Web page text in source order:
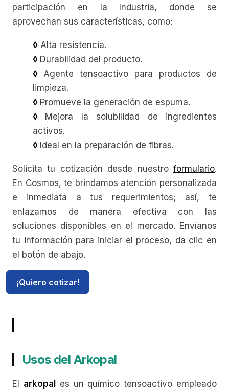
participación en la Industria, donde se
aprovechan sus características, como:
◊ Alta resistencia.
◊ Durabilidad del producto.
◊ Agente tensoactivo para productos de
limpieza.
◊ Promueve la generación de espuma.
◊ Mejora la solubilidad de ingredientes
activos.
◊ Ideal en la preparación de fibras.
Solicita tu cotización desde nuestro formulario.
En Cosmos, te brindamos atención personalizada
e inmediata a tus requerimientos; así, te
enlazamos de manera efectiva con las
soluciones disponibles en el mercado. Envíanos
tu información para iniciar el proceso, da clic en
el botón de abajo.
¡Quiero cotizar!
Usos del Arkopal
El arkopal
es un químico tensoactivo empleado